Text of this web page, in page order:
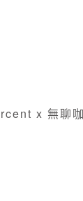
【商業佈置】花